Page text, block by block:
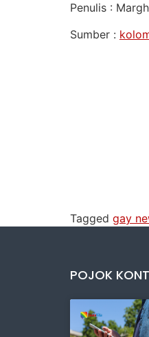
Penulis :
Sumber :
Tagged gay
POJOK